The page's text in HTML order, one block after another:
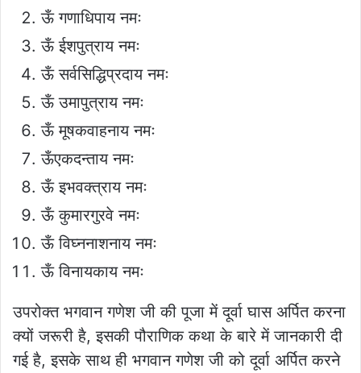
ऊँ गणाधिपाय नमः
ऊँ ईशपुत्राय नमः
ऊँ सर्वसिद्धिप्रदाय नमः
ऊँ उमापुत्राय नमः
ऊँ मूषकवाहनाय नमः
ऊँएकदन्ताय नमः
ऊँ इभवक्त्राय नमः
ऊँ कुमारगुरवे नमः
ऊँ विघ्ननाशनाय नमः
ऊँ विनायकाय नमः
उपरोक्त भगवान गणेश जी की पूजा में दूर्वा घास अर्पित करना
क्यों जरूरी है, इसकी पौराणिक कथा के बारे में जानकारी दी
गई है, इसके साथ ही भगवान गणेश जी को दूर्वा अर्पित करने